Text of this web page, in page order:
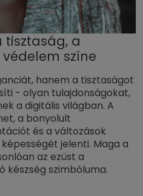
tisztaság, a
színe
hanem a tisztaságot
- olyan tulajdonságokat,
a digitális világban. A
a bonyolult
és a változások
jelenti. Maga a
az ezüst a
készség szimbóluma.